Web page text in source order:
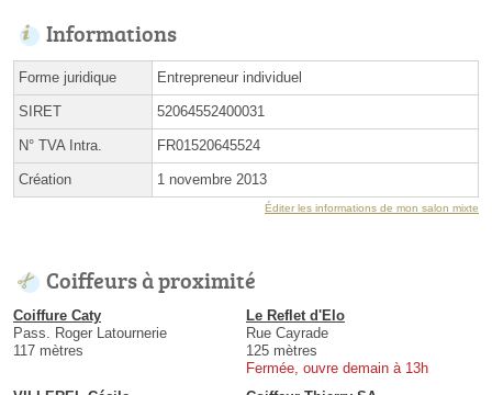
Informations
Forme juridique Entrepreneur individuel
SIRET 52064552400031
N° TVA Intra. FR01520645524
Création 1 novembre 2013
Éditer les informations de mon salon mixte
Coiffeurs à proximité
Coiffure Caty
Pass. Roger Latournerie
117 mètres
Le Reflet d'Elo
Rue Cayrade
125 mètres
Fermée, ouvre demain à 13h